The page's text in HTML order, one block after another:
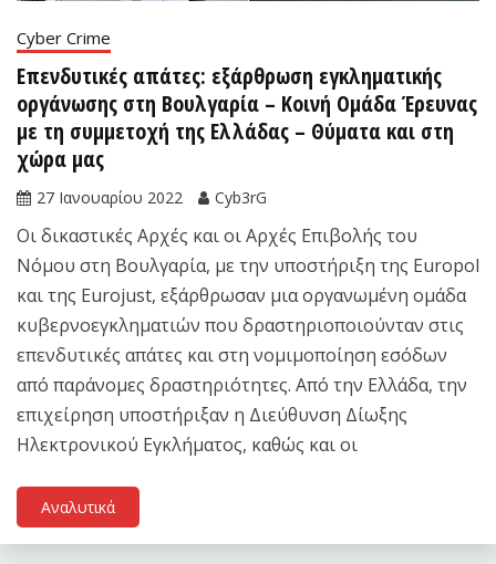
Cyber Crime
Επενδυτικές απάτες: εξάρθρωση εγκληματικής
οργάνωσης στη Βουλγαρία – Κοινή Ομάδα Έρευνας
με τη συμμετοχή της Ελλάδας – Θύματα και στη
χώρα μας
27 Ιανουαρίου 2022 Cyb3rG
Οι δικαστικές Αρχές και οι Αρχές Επιβολής του
Νόμου στη Βουλγαρία, με την υποστήριξη της Europol
και της Eurojust, εξάρθρωσαν μια οργανωμένη ομάδα
κυβερνοεγκληματιών που δραστηριοποιούνταν στις
επενδυτικές απάτες και στη νομιμοποίηση εσόδων
από παράνομες δραστηριότητες. Από την Ελλάδα, την
επιχείρηση υποστήριξαν η Διεύθυνση Δίωξης
Ηλεκτρονικού Εγκλήματος, καθώς και οι
Αναλυτικά